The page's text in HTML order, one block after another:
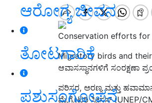
ಆರೋಗ್ಯ ಜೀವನ
ತೋಟಗಾರಿಕೆ
ಪಶುಸಂಗೋಪನೆ
Conservation efforts
Migratory birds and their
ಆವಾಸಸ್ಥಾನಗಳಿಗೆ ಸಂರಕ್ಷಣಾ
ಪರಿಸರ, ಅರಣ್ಯ ಮತ್ತು
ಮೈಗ್ರೇಟರಿ ಸ್ಪೀಸಸ್